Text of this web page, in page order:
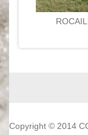
Copyright © 2014